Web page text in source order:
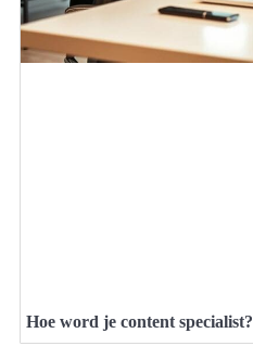
Hoe word je content specialist?